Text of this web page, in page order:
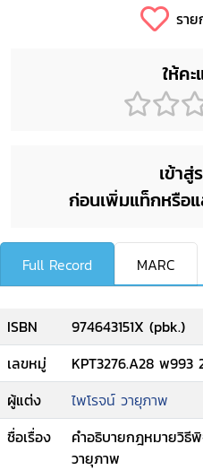
ราย
ให้ค
เข้าสู่
ก่อนเพิ่มแท็กหรือ
Full Record MARC
ISBN
974643151X (pbk.)
เลขหมู่
KPT3276.A28 พ993
ผู้แต่ง
ไพโรจน์ วายุภาพ
ชื่อเรื่อง
คำอธิบายกฎหมายวิธี
วายุภาพ